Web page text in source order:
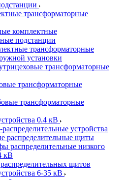
трансформаторные
комплектные
подстанции
трансформаторные
установки
трансформаторные
трансформаторные
трансформаторные
0.4 кВ
устройства
щиты
низкого
кВ
щитов
6-35 кВ